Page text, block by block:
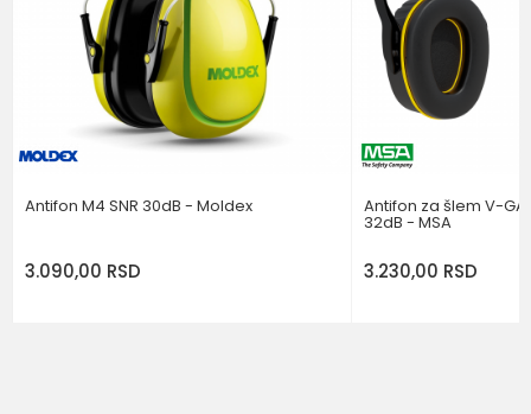
POŠALJI
Antifon M4 SNR 30dB - Moldex
3.090,00 RSD
Antifon za šlem V-
32dB - MSA
3.230,00 RSD